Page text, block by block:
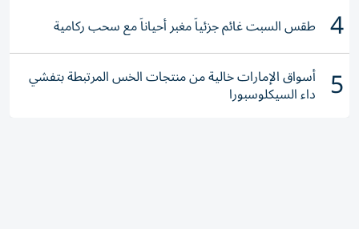
4 طقس السبت غائم جزئياً مغبر أحياناً مع سحب ركامية
5 أسواق الإمارات خالية من منتجات الخس المرتبطة بتفشي
داء السيكلوسبورا